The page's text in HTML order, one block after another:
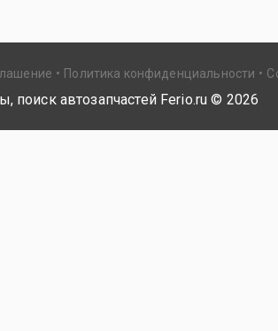
Политика конфиденциальности
поиск автозапчастей Ferio.ru © 2026